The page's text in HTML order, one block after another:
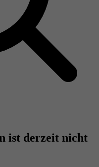
ist derzeit nicht